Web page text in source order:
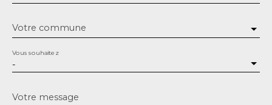
Votre commune
-
Vous souhaitez
Votre message